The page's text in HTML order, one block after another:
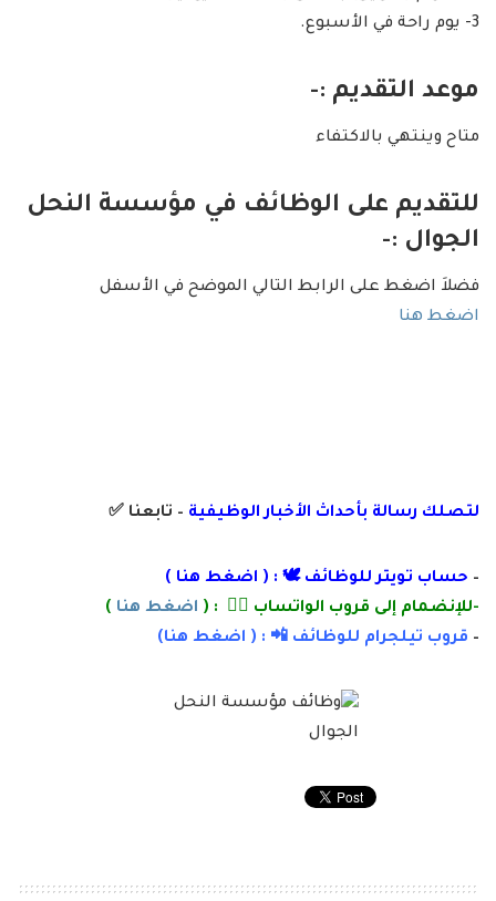
3- يوم راحة في الأسبوع.
موعد التقديم :-
متاح وينتهي بالاكتفاء
للتقديم على الوظائف في مؤسسة النحل
الجوال :-
فضلاَ اضغط على الرابط التالي الموضح في الأسفل
اضغط هنا
لتصلك رسالة بأحداث الأخبار الوظيفية – تابعنا ✅
– حساب تويتر للوظائف 🕊 : ( اضغط هنا )
-للإنضمام إلى قروب الواتساب 👌🏽 : ( اضغط هنا )
– قروب تيلجرام للوظائف 📲 : ( اضغط هنا)